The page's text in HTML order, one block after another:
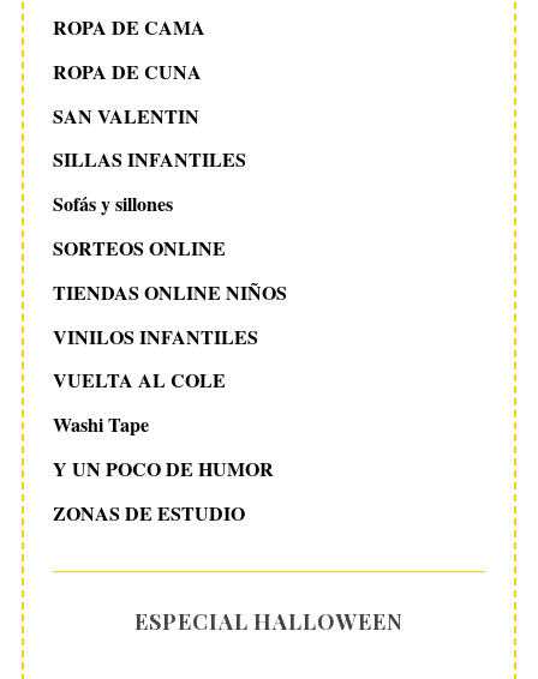
ROPA DE CAMA
ROPA DE CUNA
SAN VALENTIN
SILLAS INFANTILES
Sofás y sillones
SORTEOS ONLINE
TIENDAS ONLINE NIÑOS
VINILOS INFANTILES
VUELTA AL COLE
Washi Tape
Y UN POCO DE HUMOR
ZONAS DE ESTUDIO
ESPECIAL HALLOWEEN